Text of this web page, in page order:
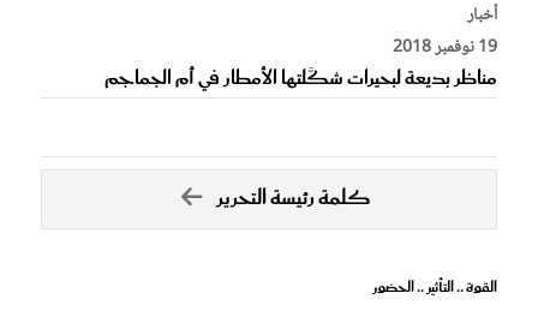
أخبار
19 نوفمبر 2018
مناظر بديعة لبحيرات شكَّلتها الأمطار في أم الجماجم
كلمة رئيسة التحرير
القوة .. التأثير .. الحضور